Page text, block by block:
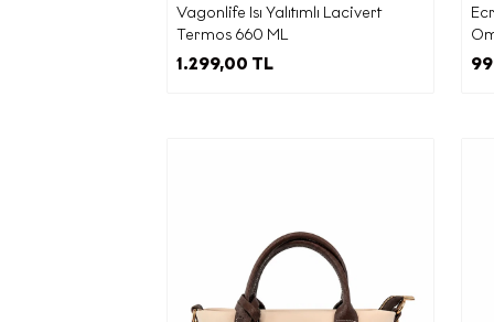
Vagonlife Isı Yalıtımlı Lacivert
Termos 660 ML
1.299,00 TL
talep